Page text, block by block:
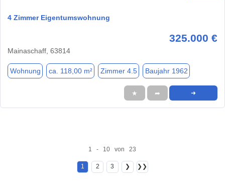
4 Zimmer Eigentumswohnung
325.000 €
Mainaschaff, 63814
Wohnung ca. 118,00 m² Zimmer 4.5 Baujahr 1962
★ ➦ ➜
1 - 10 von 23
1 2 3 ❯ ❯❯